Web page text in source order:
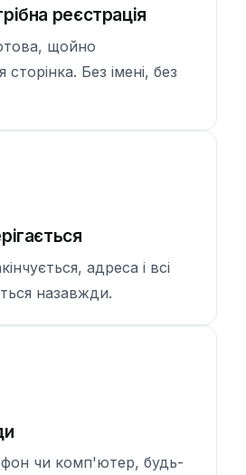
реєстрація
щойно
Без імені, без
адреса і всі
назавжди.
чи комп'ютер, будь-